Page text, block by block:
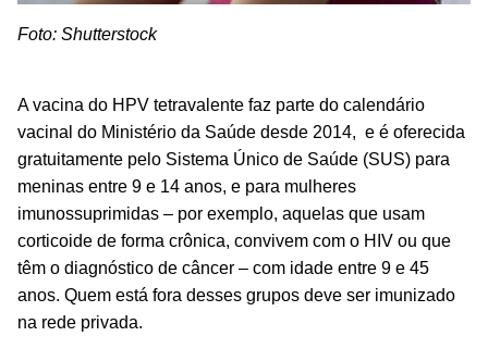
Foto: Shutterstock
A vacina do HPV tetravalente faz parte do calendário
vacinal do Ministério da Saúde desde 2014, e é oferecida
gratuitamente pelo Sistema Único de Saúde (SUS) para
meninas entre 9 e 14 anos, e para mulheres
imunossuprimidas – por exemplo, aquelas que usam
corticoide de forma crônica, convivem com o HIV ou que
têm o diagnóstico de câncer – com idade entre 9 e 45
anos. Quem está fora desses grupos deve ser imunizado
na rede privada.